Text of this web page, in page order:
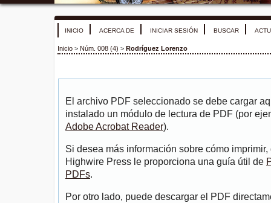
INICIO ACERCA DE INICIAR SESIÓN BUSCAR
Inicio > Núm. 008 (4) > Rodríguez Lorenzo
El archivo PDF seleccionado se debe cargar
instalado un módulo de lectura de PDF (por
Adobe Acrobat Reader).
Si desea más información sobre cómo
Highwire Press le proporciona una guía útil de
PDFs.
Por otro lado, puede descargar el PDF